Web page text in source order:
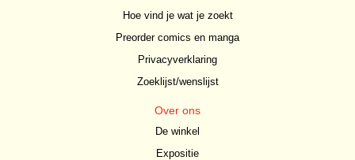
Hoe vind je wat je zoekt
Preorder comics en manga
Privacyverklaring
Zoeklijst/wenslijst
Over ons
De winkel
Expositie